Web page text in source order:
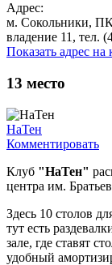
Адрес:
м. Сокольники,
владение 11, тел.
Показать адрес на
13 место
НаТен
Комментировать
Клуб "НаТен"
центра им.
Здесь 10 столов
тут есть
зале, где ставят
удобный